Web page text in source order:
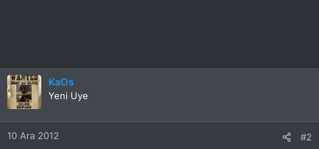
KaOs
Yeni Uye
10 Ara 2012 #2